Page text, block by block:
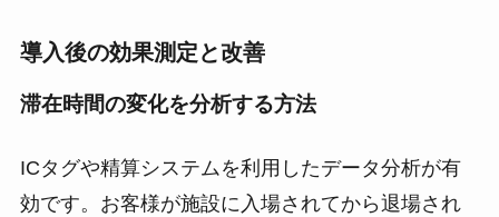
導入後の効果測定と改善
滞在時間の変化を分析する方法
ICタグや精算システムを利用したデータ分析が有
効です。お客様が施設に入場されてから退場され